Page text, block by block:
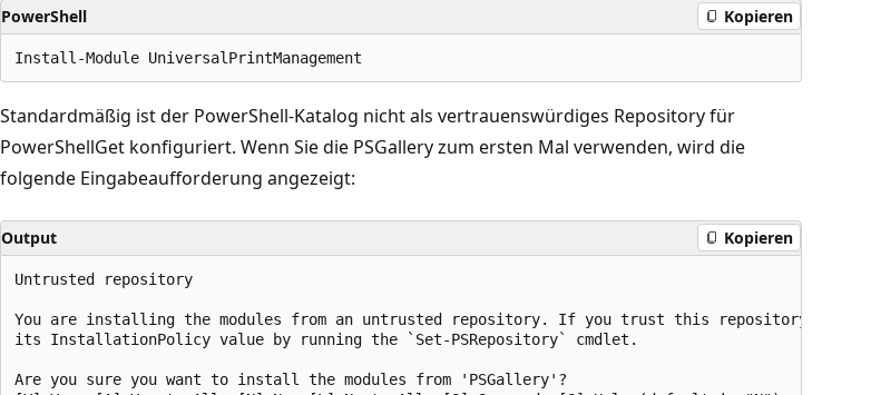
PowerShell Kopieren
Standardmäßig ist der PowerShell-Katalog nicht als vertrauenswürdiges Repository für
PowerShellGet konfiguriert. Wenn Sie die PSGallery zum ersten Mal verwenden, wird die
folgende Eingabeaufforderung angezeigt:
Output Kopieren
Untrusted repository
You are installing the modules from an untrusted repository. If you trust this repository, change
its InstallationPolicy value by running the `Set-PSRepository` cmdlet.
Are you sure you want to install the modules from 'PSGallery'?